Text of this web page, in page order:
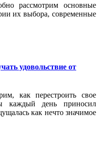
рассмотрим основные
их выбора, современные
удовольствие от
как перестроить свое
каждый день приносил
как нечто значимое